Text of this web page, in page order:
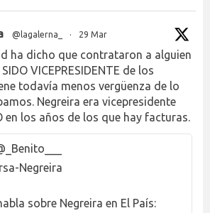
@lagalerna_ · 29 Mar
ha dicho que contrataron a alguien
VICEPRESIDENTE de los
todavía menos vergüenza de lo
Negreira era vicepresidente
en los años de los que hay facturas.
Negreira
sobre Negreira en El País: